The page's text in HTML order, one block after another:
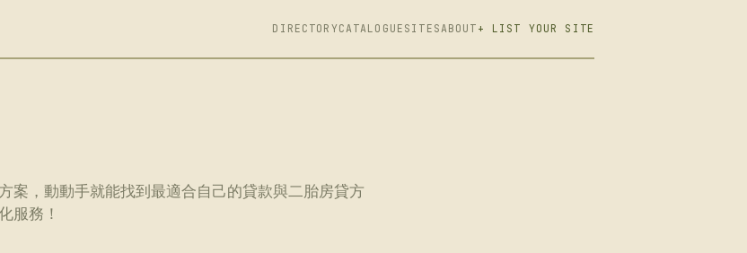
DIRECTORYCATALOGUE SITESABOUT + LIST YOUR SITE
案，動動手就能找到最適合自己的貸款與二胎房貸方
服務！